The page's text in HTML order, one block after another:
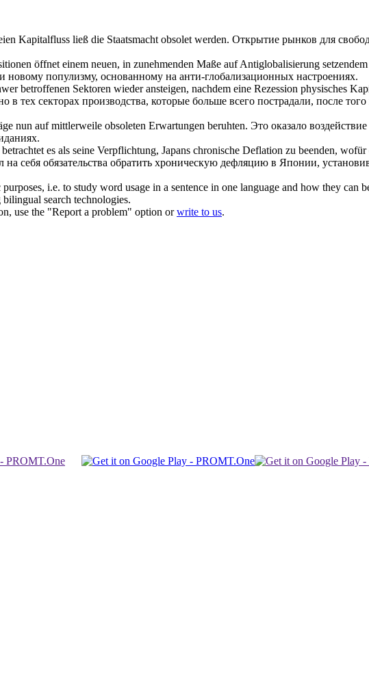
Kapitalfluss ließ die Staatsmacht obsolet werden. Открытие рынков для
öffnet einem neuen, in zunehmenden Maße auf Antiglobalisierung
новому популизму, основанному на анти-глобализационных настроениях.
betroffenen Sektoren wieder ansteigen, nachdem eine Rezession physisches
тех секторах производства, которые больше всего пострадали, после
nun auf mittlerweile obsoleten Erwartungen beruhten. Это оказало
es als seine Verpflichtung, Japans chronische Deflation zu beenden,
на себя обязательства обратить хроническую дефляцию в Японии,
i.e. to study word usage in a sentence in one language and how they can
search technologies.
use the "Report a problem" option orwrite to us.